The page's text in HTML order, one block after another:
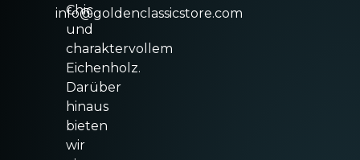
Chic
und
charaktervollem
Eichenholz.
Darüber
hinaus
bieten
wir
info@goldenclassicstore.com